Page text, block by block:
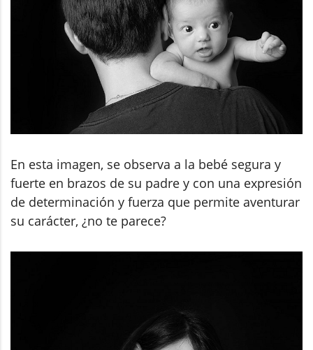
En esta imagen, se observa a la bebé segura y
fuerte en brazos de su padre y con una expresión
de determinación y fuerza que permite aventurar
su carácter, ¿no te parece?